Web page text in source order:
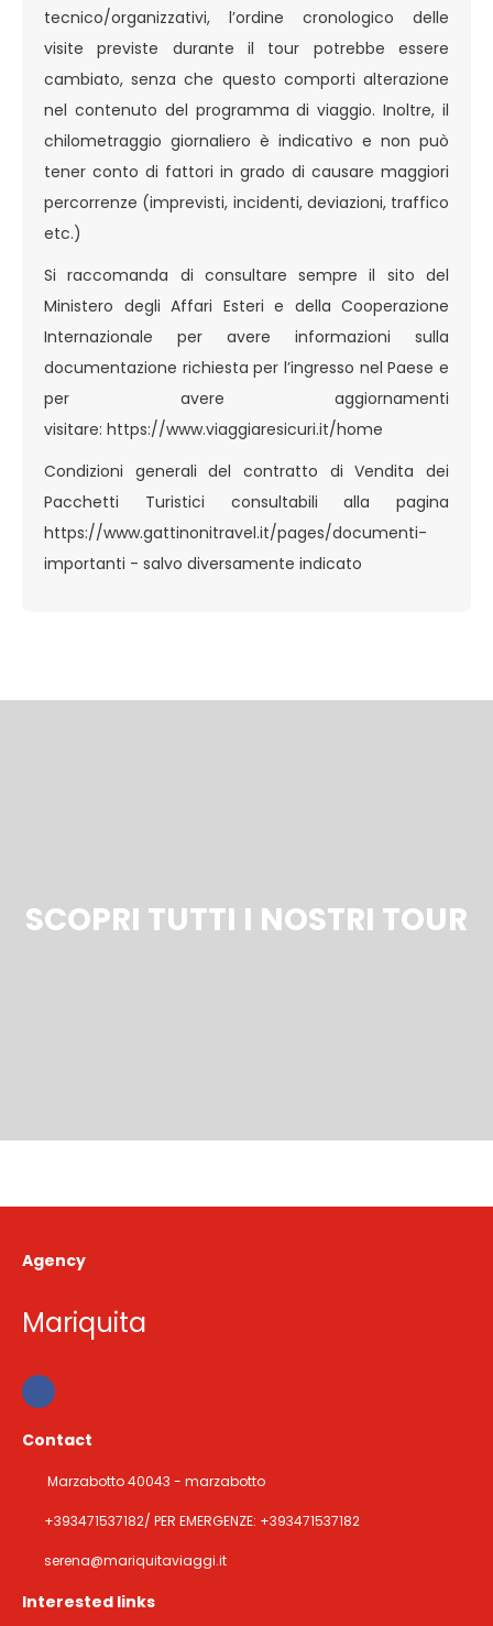
tecnico/organizzativi, l’ordine cronologico delle
visite previste durante il tour potrebbe essere
cambiato, senza che questo comporti alterazione
nel contenuto del programma di viaggio. Inoltre, il
chilometraggio giornaliero è indicativo e non può
tener conto di fattori in grado di causare maggiori
percorrenze (imprevisti, incidenti, deviazioni, traffico
etc.)
Si raccomanda di consultare sempre il sito del
Ministero degli Affari Esteri e della Cooperazione
Internazionale per avere informazioni sulla
documentazione richiesta per l’ingresso nel Paese e
per avere aggiornamenti
visitare: https://www.viaggiaresicuri.it/home
Condizioni generali del contratto di Vendita dei
Pacchetti Turistici consultabili alla pagina
https://www.gattinonitravel.it/pages/documenti-
importanti - salvo diversamente indicato
SCOPRI TUTTI I NOSTRI TOUR
Agency
Mariquita
Contact
Marzabotto 40043 - marzabotto
+393471537182/ PER EMERGENZE: +393471537182
serena@mariquitaviaggi.it
Interested links